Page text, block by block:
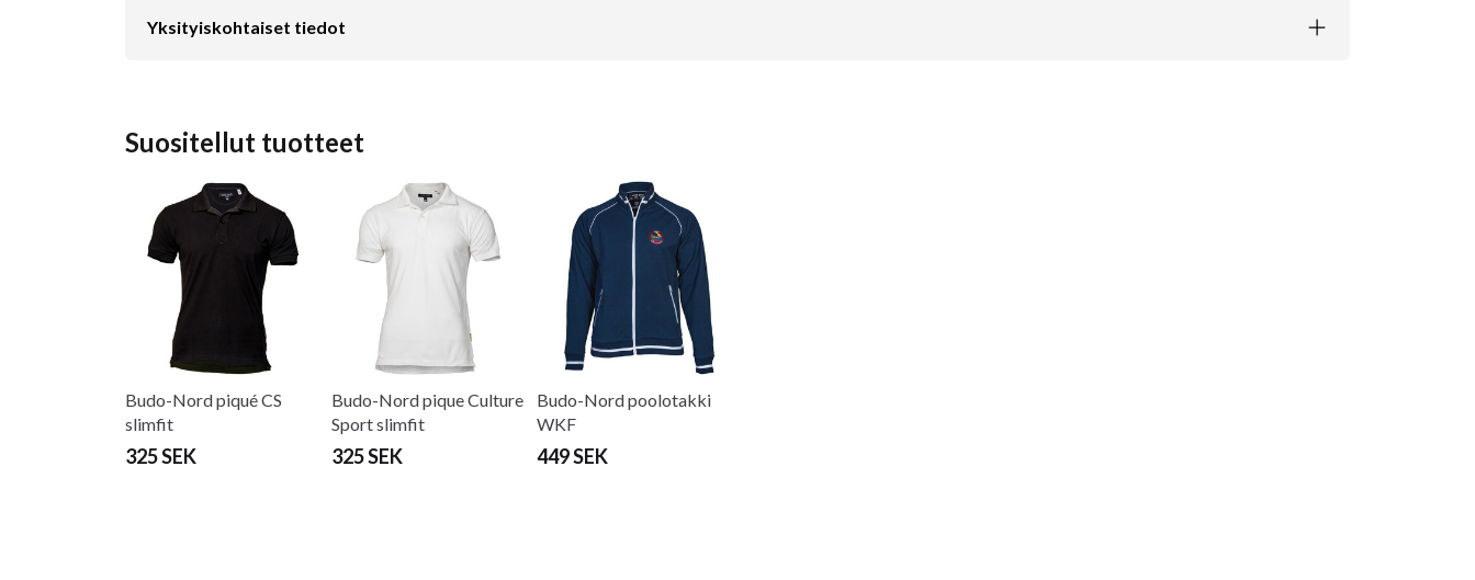
Yksityiskohtaiset tiedot
Suositellut tuotteet
Budo-Nord piqué CS
slimfit
325 SEK
Budo-Nord pique Culture
Sport slimfit
325 SEK
Budo-Nord poolotakki
WKF
449 SEK